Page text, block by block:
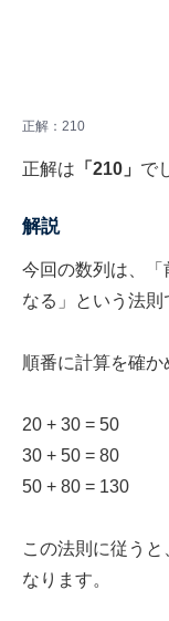
正解：210
正解は 「210」 で
解説
今回の数列は、「
なる」という法則
順番に計算を確か
20 + 30 = 50
30 + 50 = 80
50 + 80 = 130
この法則に従う
なります。